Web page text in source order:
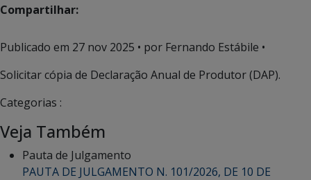
Compartilhar:
Publicado em 27 nov 2025 • por Fernando Estábile •
Solicitar cópia de Declaração Anual de Produtor (DAP).
Categorias :
Veja Também
Pauta de Julgamento
PAUTA DE JULGAMENTO N. 101/2026, DE 10 DE